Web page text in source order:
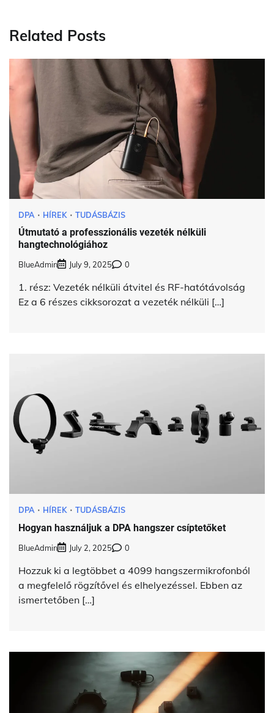
Related Posts
DPA HÍREK TUDÁSBÁZIS
Útmutató a professzionális vezeték nélküli
hangtechnológiához
BlueAdmin July 9, 2025 0
1. rész: Vezeték nélküli átvitel és RF-hatótávolság
Ez a 6 részes cikksorozat a vezeték nélküli […]
DPA HÍREK TUDÁSBÁZIS
Hogyan használjuk a DPA hangszer csíptetőket
BlueAdmin July 2, 2025 0
Hozzuk ki a legtöbbet a 4099 hangszermikrofonból
a megfelelő rögzítővel és elhelyezéssel. Ebben az
ismertetőben […]